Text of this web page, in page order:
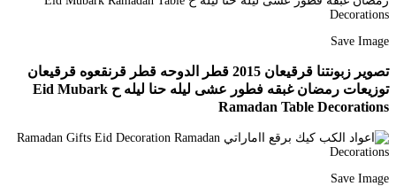
Save Image
تصوير زبونتنا قرقيعان 2015 قطر الدوحه قطر قرنقعوه قرقيعان
توزيعات رمضان غبقه فطور عشى ليله حنا ليله ح Eid Mubark
Ramadan Table Decorations
Save Image